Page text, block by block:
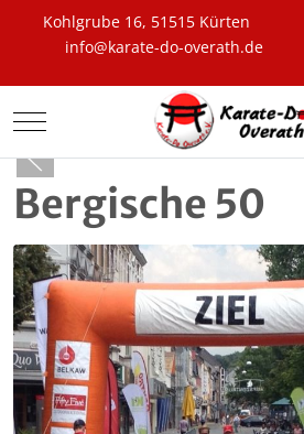
Kohlgrube 16, 51515 Kürten
info@karate-do-overath.de
Mobile Menu Toggle
Bergische 50